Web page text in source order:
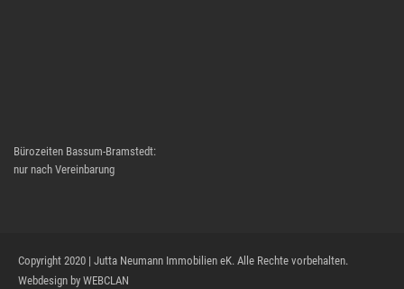
Bürozeiten Bassum-Bramstedt:
nur nach Vereinbarung
Copyright 2020 | Jutta Neumann Immobilien eK. Alle Rechte vorbehalten.
Webdesign by WEBCLAN